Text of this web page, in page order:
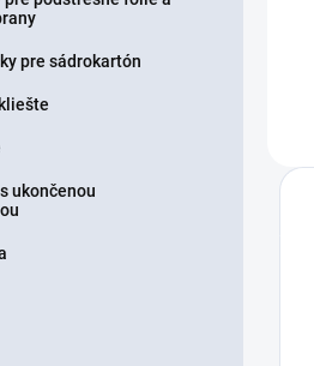
pre sádrokartón
ukončenou